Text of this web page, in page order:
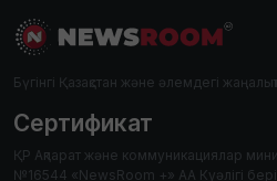
Бүгінгі Қазақстан және әлемдегі
Сертификат
ҚР Ақпарат және коммуникациялар
№16544 «NewsRoom +» АА Куәлігі